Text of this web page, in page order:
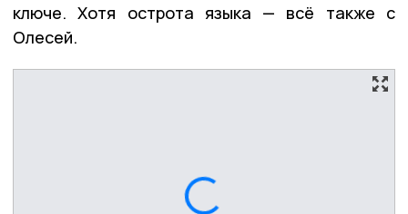
ключе. Хотя острота языка — всё также с
Олесей.